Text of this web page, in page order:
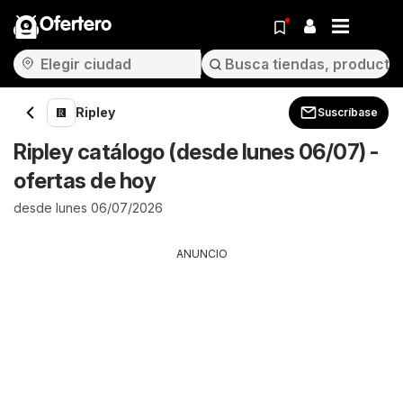
Ofertero
Ripley Suscríbase
Ripley catálogo (desde lunes 06/07) -
ofertas de hoy
desde lunes 06/07/2026
ANUNCIO